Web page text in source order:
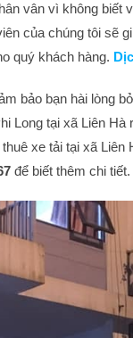
vân vì không biết
của chúng tôi sẽ
quý khách hàng.
bảo bạn hài lòng
Long tại xã Liên
xe tải tại xã Liên
để biết thêm chi tiết.